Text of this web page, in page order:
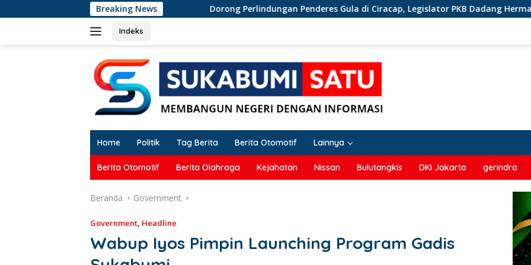
ke
Breaking News
Dorong Perlindungan Penderes Gula di Ciracap, Legislator PKB Dadang Hermawan Inisiasi Pembentukan
Indeks
Home Politik Tag Berita Berita Otomotif Lainnya
Berita Otomotif Berita Olahraga Kejahatan Nissan Bulutangkis DKI Jakarta gerindra
Beranda Government
Government, Headline
Wabup Iyos Pimpin Launching Program Gadis